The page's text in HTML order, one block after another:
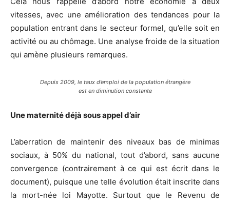
vitesses, avec une amélioration des tendances pour la
population entrant dans le secteur formel, qu’elle soit en
activité ou au chômage. Une analyse froide de la situation
qui amène plusieurs remarques.
Depuis 2009, le taux d’emploi de la population étrangère
est en diminution constante
Une maternité déjà sous appel d’air
L’aberration de maintenir des niveaux bas de minimas
sociaux, à 50% du national, tout d’abord, sans aucune
convergence (contrairement à ce qui est écrit dans le
document), puisque une telle évolution était inscrite dans
la mort-née loi Mayotte. Surtout que le Revenu de